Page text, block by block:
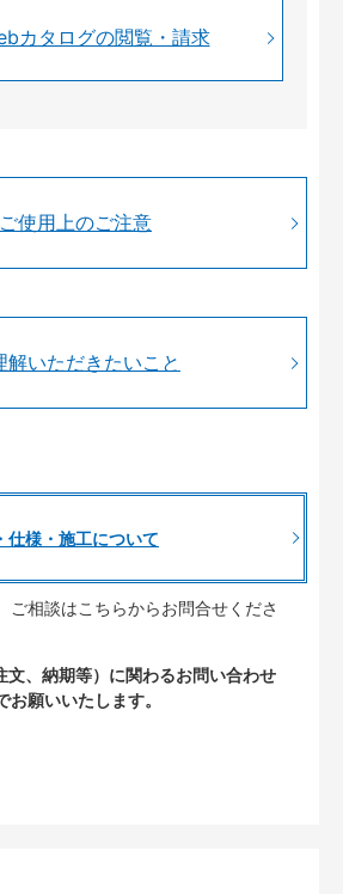
カタログの閲覧・請求
ご使用上のご注意
解いただきたいこと
仕様・施工について
ご相談はこちらからお問合せくださ
、納期等）に関わるお問い合わせ
お願いいたします。